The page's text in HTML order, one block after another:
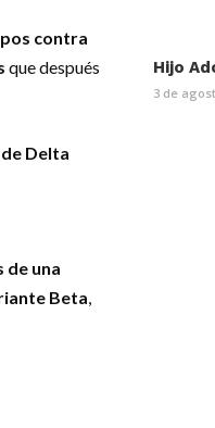
contra
que después
Delta
de una
Beta,
Hijo
3 de